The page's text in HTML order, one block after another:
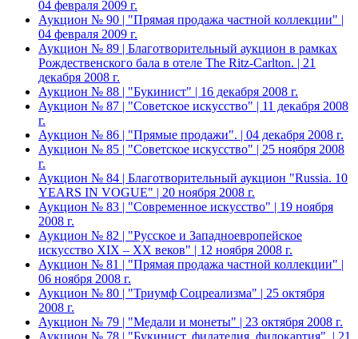
04 февраля 2009 г.
Аукцион № 90 | "Прямая продажа частной коллекции" |
04 февраля 2009 г.
Аукцион № 89 | Благотворительный аукцион в рамках
Рождественского бала в отеле The Ritz-Carlton. | 21
декабря 2008 г.
Аукцион № 88 | "Букинист" | 16 декабря 2008 г.
Аукцион № 87 | "Советское искусство" | 11 декабря 2008
г.
Аукцион № 86 | "Прямые продажи". | 04 декабря 2008 г.
Аукцион № 85 | "Советское искусство" | 25 ноября 2008
г.
Аукцион № 84 | Благотворительный аукцион "Russia. 10
YEARS IN VOGUE" | 20 ноября 2008 г.
Аукцион № 83 | "Современное искусство" | 19 ноября
2008 г.
Аукцион № 82 | "Русское и Западноевропейское
искусство XIX – ХХ веков" | 12 ноября 2008 г.
Аукцион № 81 | "Прямая продажа частной коллекции" |
06 ноября 2008 г.
Аукцион № 80 | "Триумф Соцреализма" | 25 октября
2008 г.
Аукцион № 79 | "Медали и монеты" | 23 октября 2008 г.
Аукцион № 78 | "Букинист, филателия, филокартия". | 21